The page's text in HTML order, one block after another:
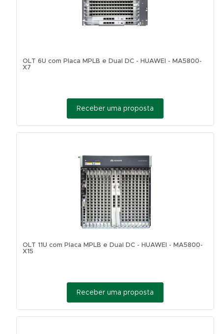
OLT 6U com Placa MPLB e Dual DC - HUAWEI - MA5800-
X7
Receber uma proposta
OLT 11U com Placa MPLB e Dual DC - HUAWEI - MA5800-
X15
Receber uma proposta